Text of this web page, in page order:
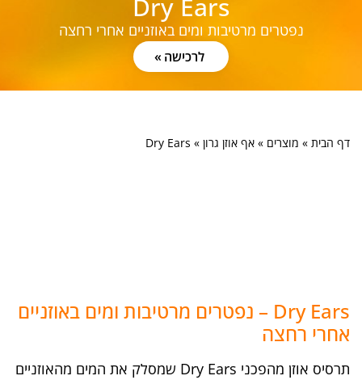
Dry Ears
נפטרים מרטיבות ומים באוזניים אחרי רחצה
לרכישה
דף הבית » מוצרים » אף אוזן גרון »
Dry Ears
Dry Ears – נפטרים מרטיבות ומים באוזניים
אחרי רחצה
תרסיס אוזן מהפכני Dry Ears שמסלק את המים מהאוזניים